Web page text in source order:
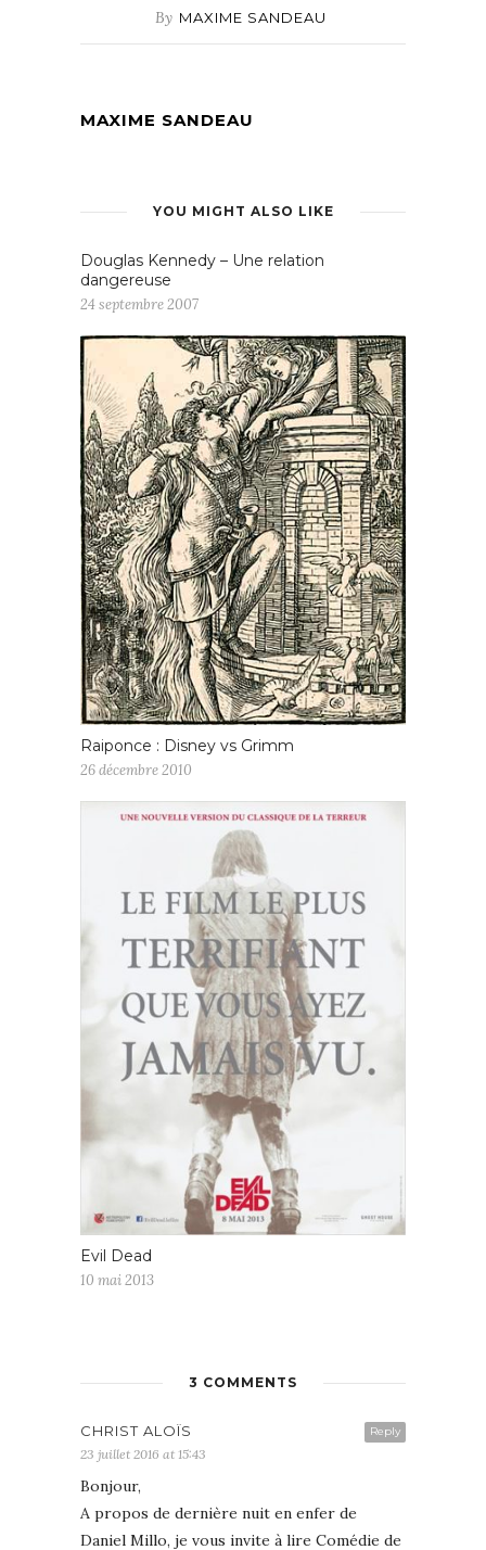
By MAXIME SANDEAU
MAXIME SANDEAU
YOU MIGHT ALSO LIKE
Douglas Kennedy – Une relation
dangereuse
24 septembre 2007
Raiponce : Disney vs Grimm
26 décembre 2010
Evil Dead
10 mai 2013
3 COMMENTS
Reply
CHRIST ALOÏS
23 juillet 2016 at 15:43
Bonjour,
A propos de dernière nuit en enfer de
Daniel Millo, je vous invite à lire Comédie de